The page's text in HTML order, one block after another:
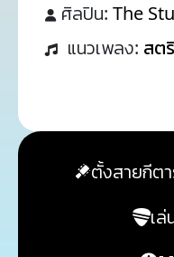
ศิลปิน: The
แนวเพลง: สต
ตั้งสายกีต
เล่